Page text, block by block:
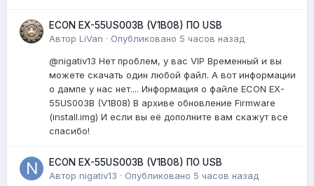
ECON EX-55US003B (V1B08) ПО USB
Автор LiVan · Опубликовано 5 часов назад
@nigativ13 Нет проблем, у вас VIP Временный и вы
можете скачать один любой файл. А вот информации
о дампе у нас нет.... Информация о файле ECON EX-
55US003B (V1B08) В архиве обновление Firmware
(install.img) И если вы её дополните вам скажут все
спасибо!
ECON EX-55US003B (V1B08) ПО USB
Автор nigativ13 · Опубликовано 5 часов назад